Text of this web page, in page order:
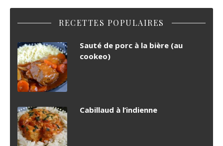
RECETTES POPULAIRES
Sauté de porc à la bière (au
cookeo)
Cabillaud à l’indienne